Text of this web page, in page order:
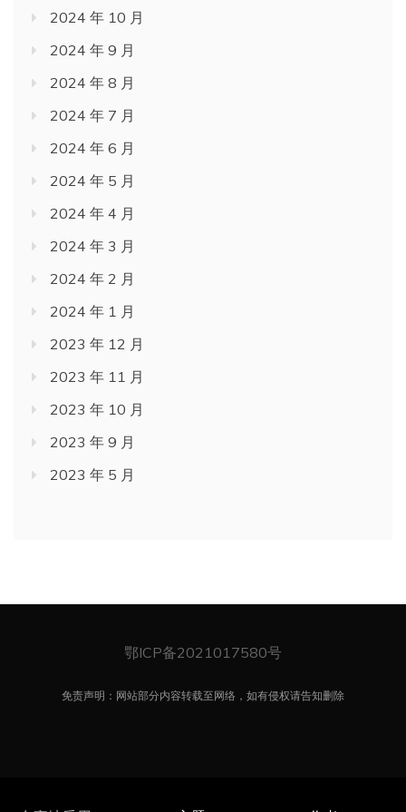
2024 年 10 月
2024 年 9 月
2024 年 8 月
2024 年 7 月
2024 年 6 月
2024 年 5 月
2024 年 4 月
2024 年 3 月
2024 年 2 月
2024 年 1 月
2023 年 12 月
2023 年 11 月
2023 年 10 月
2023 年 9 月
2023 年 5 月
鄂ICP备2021017580号
免责声明：网站部分内容转载至网络，如有侵权请告知删除